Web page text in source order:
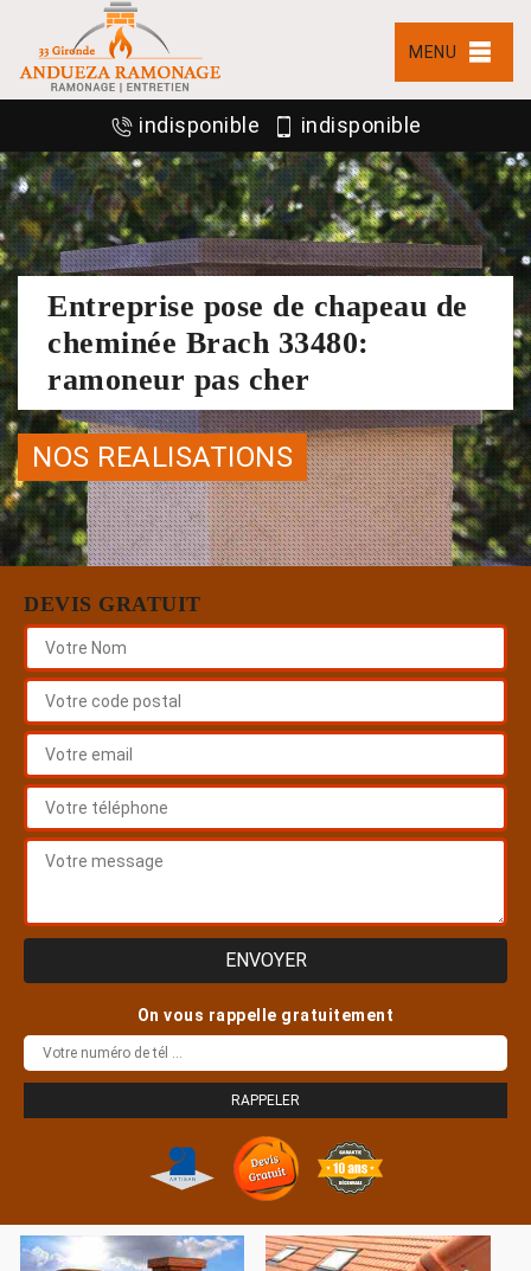
MENU
indisponible indisponible
Entreprise pose de chapeau de
cheminée Brach 33480:
ramoneur pas cher
NOS REALISATIONS
DEVIS GRATUIT
On vous rappelle gratuitement